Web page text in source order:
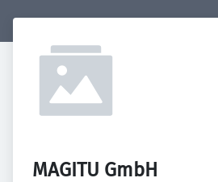
MAGITU GmbH